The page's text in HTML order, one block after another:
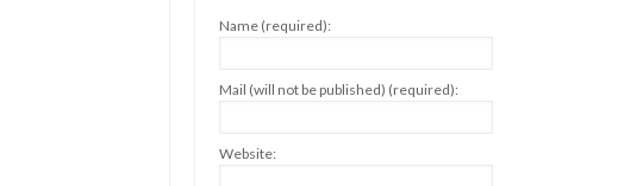
Name (required):
Mail (will not be published) (required):
Website: